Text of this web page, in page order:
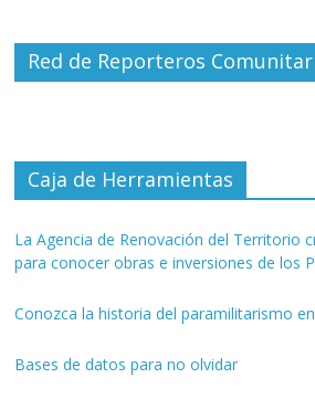
Red de Reporteros
Caja de Herramientas
La Agencia de Renovación del Territorio
para conocer obras e inversiones de los
Conozca la historia del paramilitarismo
Bases de datos para no olvidar